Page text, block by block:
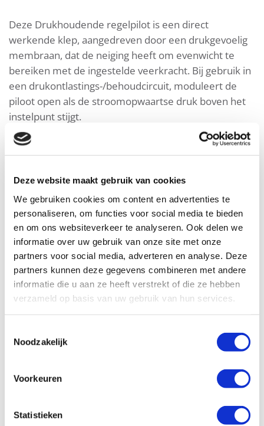
Deze website maakt gebruik van cookies
We gebruiken cookies om content en advertenties te
personaliseren, om functies voor social media te bieden
en om ons websiteverkeer te analyseren. Ook delen we
informatie over uw gebruik van onze site met onze
partners voor social media, adverteren en analyse. Deze
partners kunnen deze gegevens combineren met andere
informatie die u aan ze heeft verstrekt of die ze hebben
verzameld op basis van uw gebruik van hun services.
Noodzakelijk
Voorkeuren
Statistieken
Deze Drukhoudende regelpilot is een direct
werkende klep, aangedreven door een drukgevoelig
membraan, dat de neiging heeft om evenwicht te
bereiken met de ingestelde veerkracht. Bij gebruik in
een drukontlastings-/behoudcircuit, moduleert de
piloot open als de stroomopwaartse druk boven het
instelpunt stijgt.
Producteigenschappen & voordelen
Typische producttoepassingen